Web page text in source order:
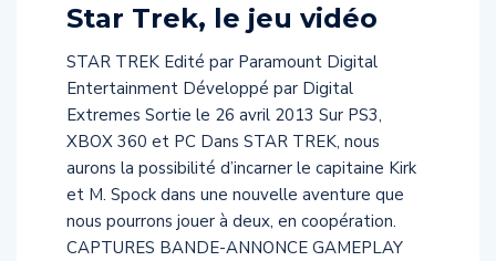
Star Trek, le jeu vidéo
STAR TREK Edité par Paramount Digital
Entertainment Développé par Digital
Extremes Sortie le 26 avril 2013 Sur PS3,
XBOX 360 et PC Dans STAR TREK, nous
aurons la possibilité d’incarner le capitaine Kirk
et M. Spock dans une nouvelle aventure que
nous pourrons jouer à deux, en coopération.
CAPTURES BANDE-ANNONCE GAMEPLAY